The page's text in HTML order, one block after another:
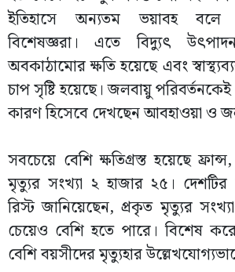
ইতিহাসে অন্যতম ভয়াবহ বলে
বিশেষজ্ঞরা। এতে বিদ্যুৎ
অবকাঠামোর ক্ষতি হয়েছে এবং
চাপ সৃষ্টি হয়েছে। জলবায়ু পরিবর্তনকেই
কারণ হিসেবে দেখছেন আবহাওয়া ও
সবচেয়ে বেশি ক্ষতিগ্রস্ত হয়েছে
মৃত্যুর সংখ্যা ২ হাজার ২৫। দেশটির
রিস্ট জানিয়েছেন, প্রকৃত মৃত্যুর
চেয়েও বেশি হতে পারে। বিশেষ
বেশি বয়সীদের মৃত্যুহার